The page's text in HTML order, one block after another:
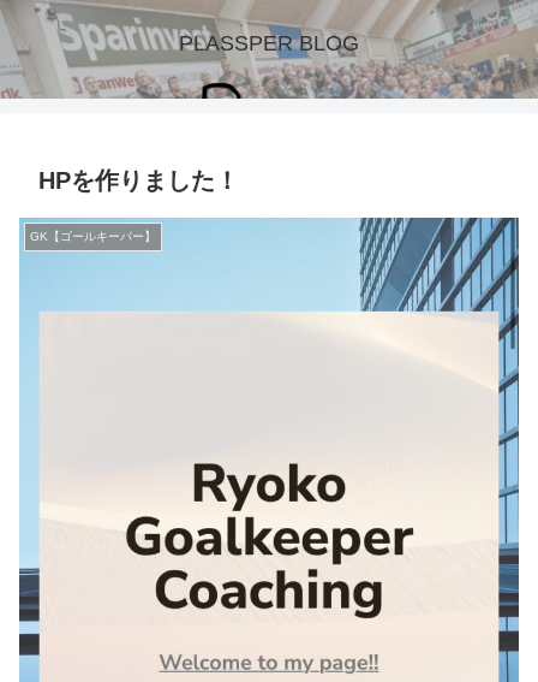
PLASSPER BLOG
HPを作りました！
GK【ゴールキーパー】